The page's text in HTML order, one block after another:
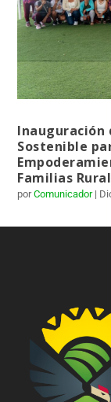
Inauguración
Sostenible
Familias
porComunicador|